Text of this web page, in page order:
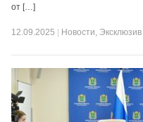
от […]
12.09.2025 Новости, Эксклюзив